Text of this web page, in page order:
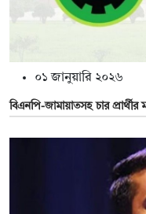
০১ জানুয়ারি ২০২৬
বিএনপি-জামায়াতসহ চার